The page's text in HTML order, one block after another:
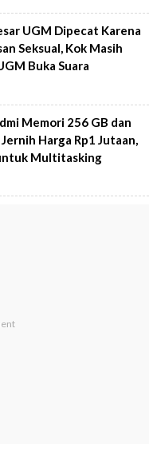
UGM Dipecat Karena
Seksual, Kok Masih
Buka Suara
Memori 256 GB dan
Harga Rp1 Jutaan,
Multitasking